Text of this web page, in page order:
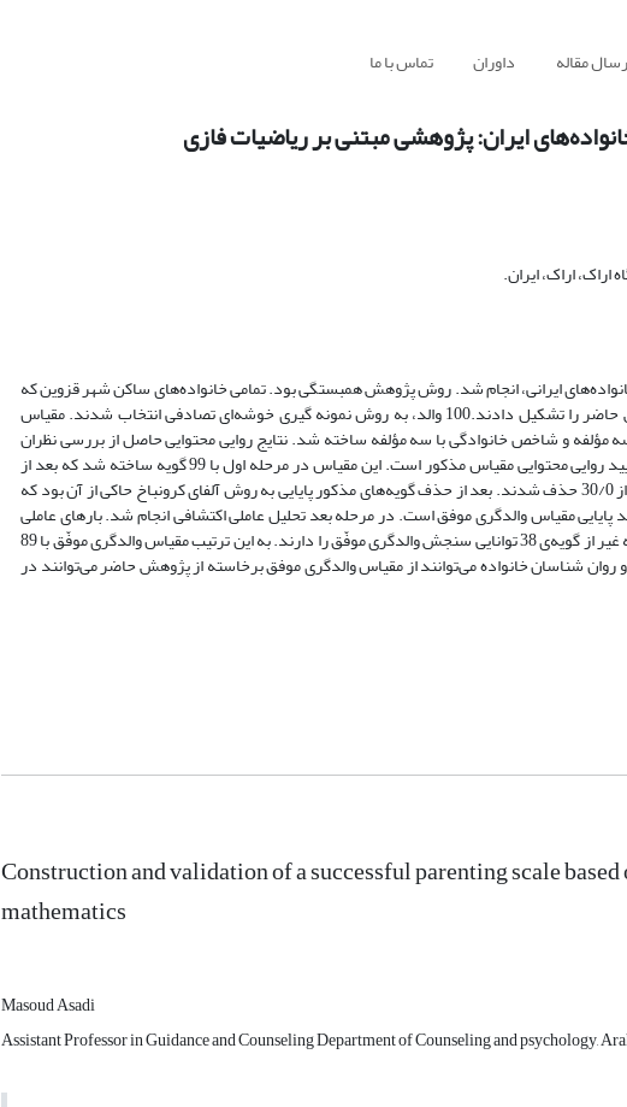
مقاله داوران تماس با ما
ایران: پژوهشی مبتنی بر ریاضیات فازی
اراک، ایران.
ایرانی، انجام شد. روش پژوهش همبستگی بود. تمامی خانواده‌های ساکن شهر قزوین که
در زمان اجرای پژوهش دارای فرزندان 14 تا 18 سال بودند، جامعه‌ آماری پژوهش حاضر را تشکیل دادند.100 والد، به روش نمونه گیری خوشه‌ای تصادفی انتخاب شدند. مقیاس
مؤلفه، شاخص زن و شوهری با سه مؤلفه و شاخص خانوادگی با سه مؤلفه ساخته شد. نتایج روایی محتوایی حاصل از بررسی نظران
متخصصان با استفاده از روش لاوشه، بالاتر از 62/0 محاسبه شد که نشان دهند تأیید روایی محتوایی مقیاس مذکور است. این مقیاس در مرحله اول با 99 گویه ساخته شد که بعد از
اجرای مقدماتی و سنجش روایی محتوایی، 9 گویه به دلیل نداشتن ضریب تمیز بالاتر از 30/0 حذف شدند. بعد از حذف گویه‌های مذکور پایایی به روش آلفای کرونباخ حاکی از آن بود که
کل مقیاس 93/0 است که نشان دهنده تأیید پایایی مقیاس والدگری موفق است. در مرحله بعد تحلیل عاملی اکتشافی انجام شد. بارهای عاملی
فازی بدست آمده برای گویه‌های مقیاس طراحی شده‌ نشان داد که همه‌ی گویه‌ها، به غیر از گویه‌ی 38 توانایی سنجش والدگری موفّق را دارند. به این ترتیب مقیاس والدگری موفّق با 89
شناسان خانواده می‌توانند از مقیاس والدگری موفق برخاسته از پژوهش حاضر می‌توانند در
Construction and validation of a successful parenting scale
mathematics
Masoud Asadi
Assistant Professor in Guidance and Counseling Department of Counseling and